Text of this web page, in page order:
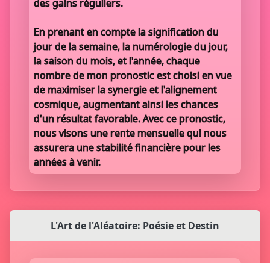
des gains réguliers.
En prenant en compte la signification du
jour de la semaine, la numérologie du jour,
la saison du mois, et l'année, chaque
nombre de mon pronostic est choisi en vue
de maximiser la synergie et l'alignement
cosmique, augmentant ainsi les chances
d'un résultat favorable. Avec ce pronostic,
nous visons une rente mensuelle qui nous
assurera une stabilité financière pour les
années à venir.
L'Art de l'Aléatoire: Poésie et Destin